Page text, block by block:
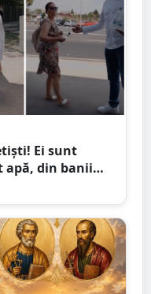
Ei sunt
apă, din banii